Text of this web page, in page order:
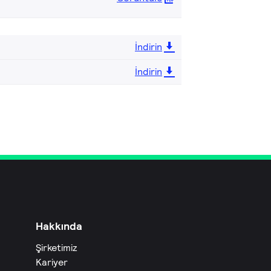
İndirin
İndirin
Hakkında
Şirketimiz
Kariyer